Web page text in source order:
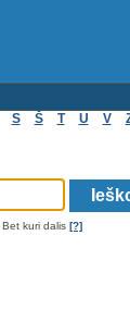
S Š T U V
Bet kuri dalis [?]